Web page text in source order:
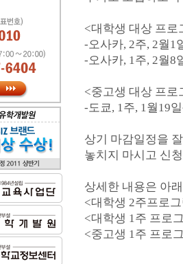
<대학생 대상 프로
-오사카, 2주, 2월1
-오사카, 1주, 2월8
<중고생 대상 프로
-도쿄, 1주, 1월19
상기 마감일정을
놓치지 마시고 신
상세한 내용은 아
<대학생 2주프로
<대학생 1주 프로
<중고생 1주 프로